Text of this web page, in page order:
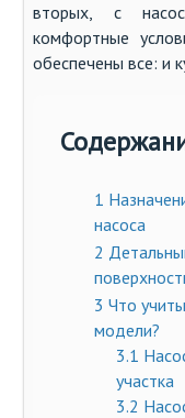
вторых, с
комфортные
обеспечены все: и
1
насоса
2
3 Что
модели?
3.1
участка
3.2